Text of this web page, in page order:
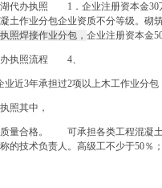
】
重
代办执照 1．企业注册资本金30
作业分包企业资质不分等级。砌
照焊接作业分包， 企业注册资本金
办执照流程 4、
近3年承担过2项以上木工作业分包
照其中，
质量合格。 可承担各类工程混凝
的技术负责人。高级工不少于50